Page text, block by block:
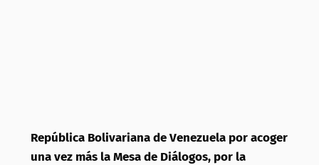
República Bolivariana de Venezuela por acoger
una vez más la Mesa de Diálogos, por la